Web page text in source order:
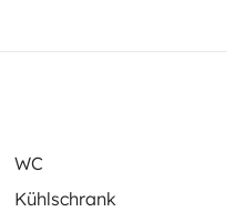
WC
Kühlschrank